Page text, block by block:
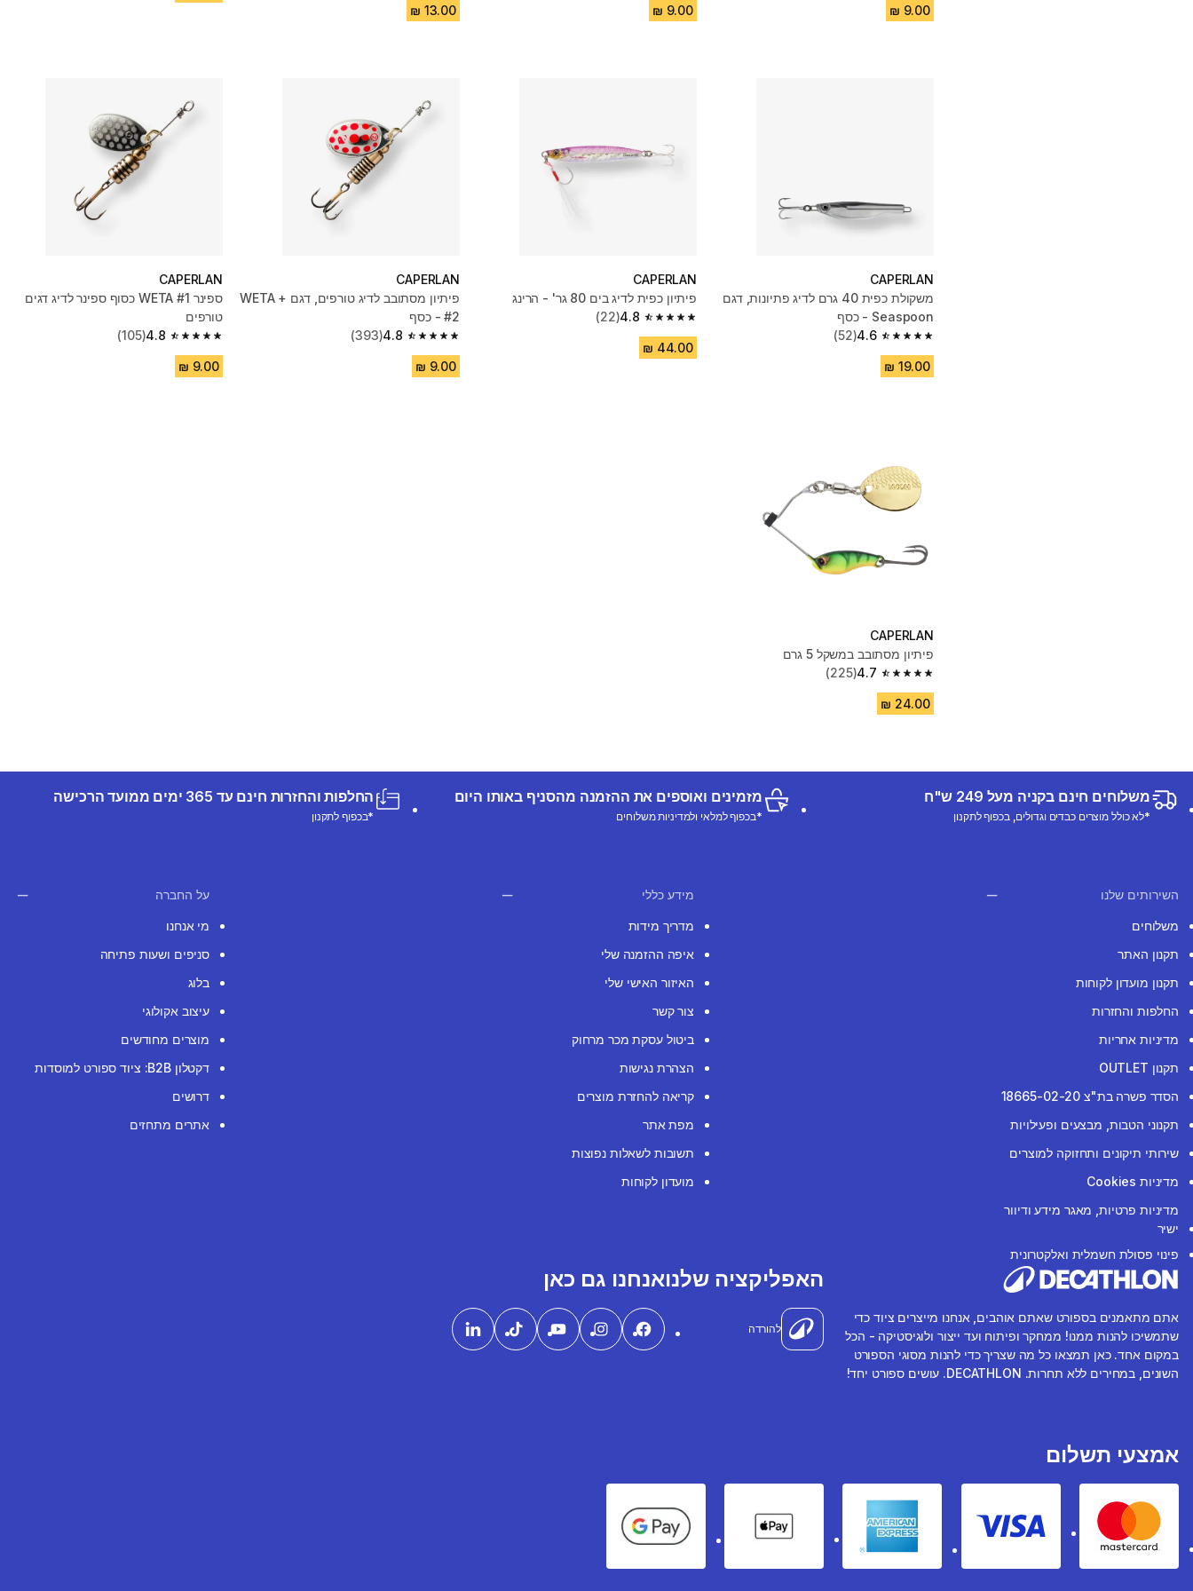
CAPERLAN
משקולת כפית 40 גרם לדיג פתיונות, דגם
Seaspoon - כסף
4.6
4.6 out of 5 stars from 52 reviews
(52)
CAPERLAN
פיתיון כפית לדיג בים 80 גר' - הרינג
4.8
4.8 out of 5 stars from 22 reviews
(22)
CAPERLAN
פיתיון מסתובב לדיג טורפים, דגם WETA +
#2 - כסף
4.8
4.8 out of 5 stars from 393 reviews
(393)
CAPERLAN
ספינר WETA #1 כסוף ספינר לדיג דגים
טורפים
4.8
4.8 out of 5 stars from 105 reviews
(105)
CAPERLAN
פיתיון מסתובב במשקל 5 גרם
4.7
4.7 out of 5 stars from 225 reviews
(225)
משלוחים חינם בקניה מעל 249 ש"ח
*לא כולל מוצרים כבדים וגדולים, בכפוף לתקנון
מזמינים ואוספים את ההזמנה מהסניף באותו היום
*בכפוף למלאי ולמדיניות משלוחים
החלפות והחזרות חינם עד 365 ימים ממועד הרכישה
*בכפוף לתקנון
השירותים שלנו
משלוחים
תקנון האתר
תקנון מועדון לקוחות
החלפות והחזרות
מדיניות אחריות
תקנון OUTLET
הסדר פשרה בת"צ 18665-02-20
תקנוני הטבות, מבצעים ופעילויות
שירותי תיקונים ותחזוקה למוצרים
מדיניות Cookies
מדיניות פרטיות, מאגר מידע ודיוור
ישיר
פינוי פסולת חשמלית ואלקטרונית
מידע כללי
מדריך מידות
איפה ההזמנה שלי
האיזור האישי שלי
צור קשר
ביטול עסקת מכר מרחוק
הצהרת נגישות
קריאה להחזרת מוצרים
מפת אתר
תשובות לשאלות נפוצות
מועדון לקוחות
על החברה
מי אנחנו
סניפים ושעות פתיחה
בלוג
עיצוב אקולוגי
מוצרים מחודשים
דקטלון B2B: ציוד ספורט למוסדות
דרושים
אתרים מתחזים
אתם מתאמנים בספורט שאתם אוהבים, אנחנו מייצרים ציוד כדי
שתמשיכו להנות ממנו! ממחקר ופיתוח ועד ייצור ולוגיסטיקה - הכל
במקום אחד. כאן תמצאו כל מה שצריך כדי להנות מסוגי הספורט
השונים, במחירים ללא תחרות. DECATHLON. עושים ספורט יחד!
האפליקציה שלנו
להורדה
אנחנו גם כאן
אמצעי תשלום
Mastercard
Visa
American express
Apple Pay
Google Pay